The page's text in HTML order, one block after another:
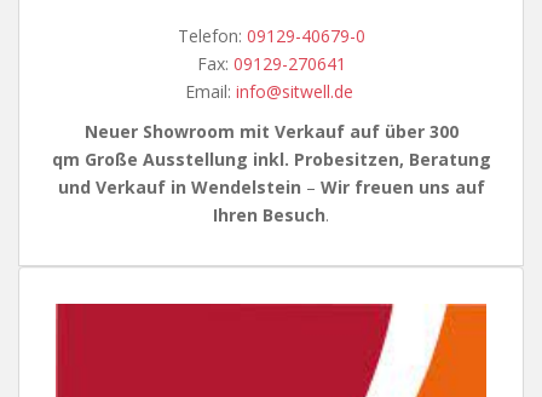
Telefon: 09129-40679-0
Fax: 09129-270641
Email: info@sitwell.de
Neuer Showroom mit Verkauf auf über 300
qm Große Ausstellung inkl. Probesitzen, Beratung
und Verkauf in Wendelstein – Wir freuen uns auf
Ihren Besuch.